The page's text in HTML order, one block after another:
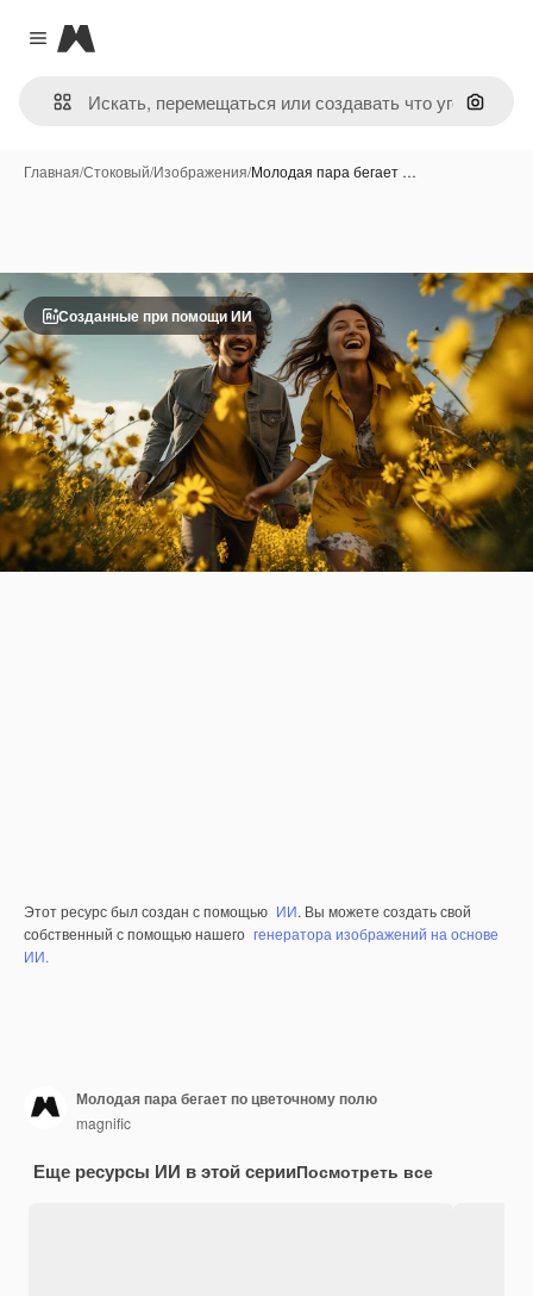
Close menu
Magnific
Поиск
Главная/Стоковый/Изображения/Молодая пара бегает …
Созданные при помощи ИИ
Этот ресурс был создан с помощью ИИ. Вы можете создать свой
собственный с помощью нашего генератора изображений на основе
ИИ.
Молодая пара бегает по цветочному полю
magnific
Еще ресурсы ИИ в этой серииПосмотреть все